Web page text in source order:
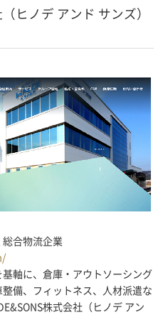
ヒノデ アンド サンズ）
合物流企業
軸に、倉庫・アウトソーシング
備、フィットネス、人材派遣な
株式会社（ヒノデ アン